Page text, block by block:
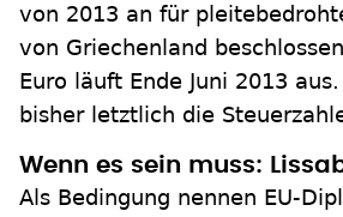
von 2013 an für
von Griechenland
Euro läuft Ende Juni 2013
bisher letztlich die
Wenn es sein muss:
Als Bedingung nennen EU-